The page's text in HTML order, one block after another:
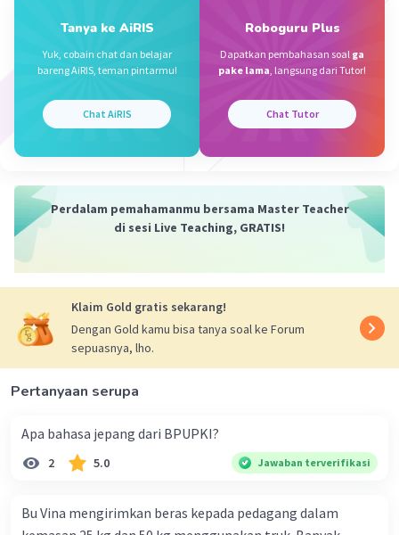
Supaya bisa membedakan mana yang pemain
Beri Rating·0.0(0 Balas
Tanya ke AiRIS
Yuk, cobain chat dan belajar
bareng AiRIS, teman pintarmu!
Chat AiRIS
Roboguru Plus
Dapatkan pembahasan soal ga
pake lama, langsung dari Tutor!
Chat Tutor
Perdalam pemahamanmu bersama Master Teacher
di sesi Live Teaching, GRATIS!
Klaim Gold gratis sekarang!
Dengan Gold kamu bisa tanya soal ke Forum
sepuasnya, lho.
Pertanyaan serupa
Apa bahasa jepang dari BPUPKI?
2 5.0 Jawaban terverifikasi
Bu Vina mengirimkan beras kepada pedagang dalam